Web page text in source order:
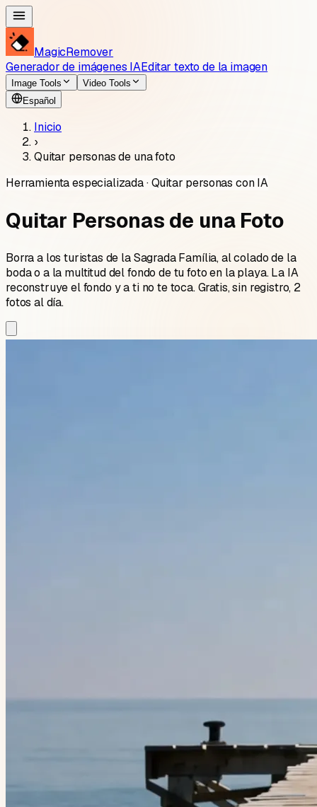
MagicRemover
Generador de imágenes IAEditar texto de la imagen
Image Tools
Video Tools
Español
Inicio
›
Quitar personas de una foto
Herramienta especializada · Quitar personas con IA
Quitar Personas de una Foto
Borra a los turistas de la Sagrada Família, al colado de la
boda o a la multitud del fondo de tu foto en la playa. La IA
reconstruye el fondo y a ti no te toca. Gratis, sin registro, 2
fotos al día.